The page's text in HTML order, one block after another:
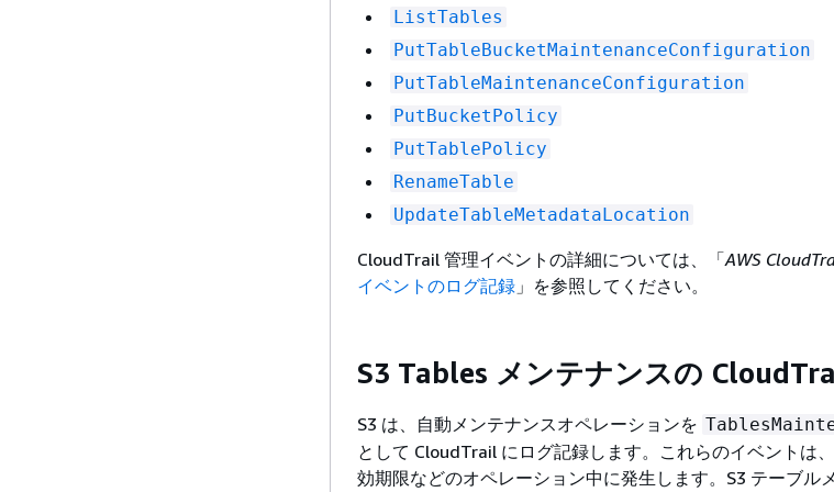
ListTables
PutTableBucketMaintenanceConfiguration
PutTableMaintenanceConfiguration
PutBucketPolicy
PutTablePolicy
RenameTable
UpdateTableMetadataLocation
CloudTrail 管理イベントの詳細については、「AWS
イベントのログ記録 」を参照してください。
S3 Tables メンテナンスの
S3 は、自動メンテナンスオペレーションを
として CloudTrail にログ記録します。これらのイベントは
効期限などのオペレーション中に発生します。S3 テーブル